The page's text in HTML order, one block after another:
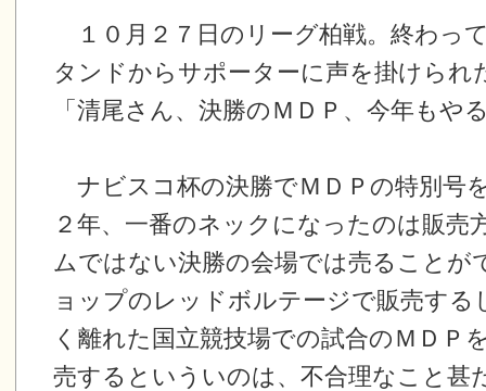
１０月２７日のリーグ柏戦。終わっ
タンドからサポーターに声を掛けられ
「清尾さん、決勝のＭＤＰ、今年もや
ナビスコ杯の決勝でＭＤＰの特別号
２年、一番のネックになったのは販売
ムではない決勝の会場では売ることが
ョップのレッドボルテージで販売す
く離れた国立競技場での試合のＭＤＰ
売するといういのは、不合理なこと甚